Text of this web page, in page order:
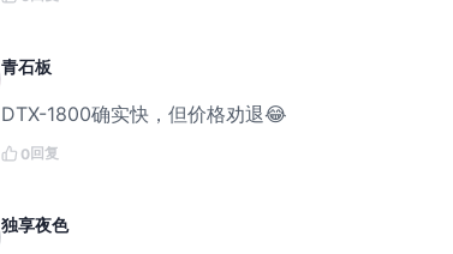
青石板
DTX-1800确实快，但价格劝退😂
0回复
独享夜色